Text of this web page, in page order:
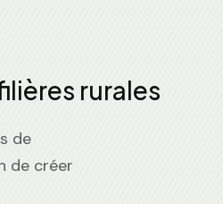
rurales
de
de créer